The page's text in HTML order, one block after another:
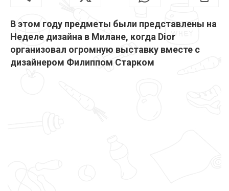
В этом году предметы были представлены на
Неделе дизайна в Милане, когда Dior
организовал огромную выставку вместе с
дизайнером Филиппом Старком